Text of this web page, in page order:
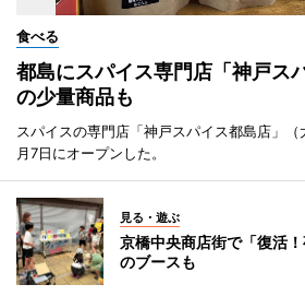
食べる
都島にスパイス専門店「神戸
の少量商品も
スパイスの専門店「神戸スパイス都島店」
月7日にオープンした。
見る・遊ぶ
京橋中央商店街で「復活
のブースも